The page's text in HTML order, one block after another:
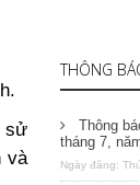
.
sử
và
THÔNG
Thông
tháng 7,
Ngày đăng: